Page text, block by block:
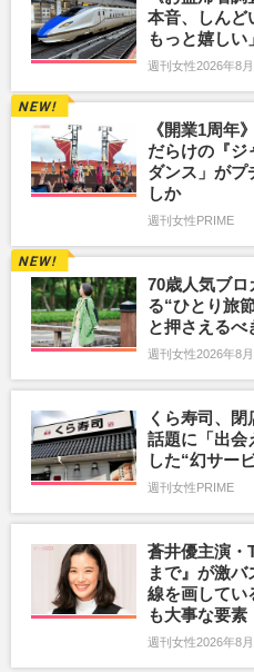
本音、しんど
もっと嬉しい
週刊女性2026年8
《開業1周年
だらけの『ジ
ダンス」がプ
しか
週刊女性PRIME
70歳人気ブロ
る“ひとり旅
と押さえるべ
週刊女性2026年8
くら寿司、
話題に「出会
した“幻サー
週刊女性PRIME
蒼井優主演・
まで』が激
線を画してい
も大事な要素
週刊女性2026年8